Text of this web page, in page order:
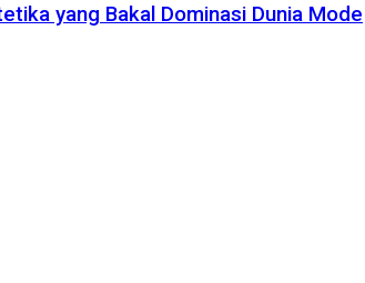
yang Bakal Dominasi Dunia Mode